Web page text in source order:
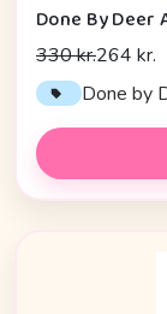
Done By
330 kr.264 kr.
Done by